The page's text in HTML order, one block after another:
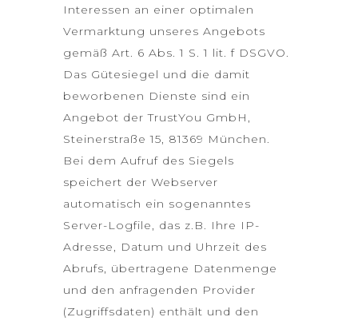
Interessen an einer optimalen
Vermarktung unseres Angebots
gemäß Art. 6 Abs. 1 S. 1 lit. f DSGVO.
Das Gütesiegel und die damit
beworbenen Dienste sind ein
Angebot der TrustYou GmbH,
Steinerstraße 15, 81369 München.
Bei dem Aufruf des Siegels
speichert der Webserver
automatisch ein sogenanntes
Server-Logfile, das z.B. Ihre IP-
Adresse, Datum und Uhrzeit des
Abrufs, übertragene Datenmenge
und den anfragenden Provider
(Zugriffsdaten) enthält und den